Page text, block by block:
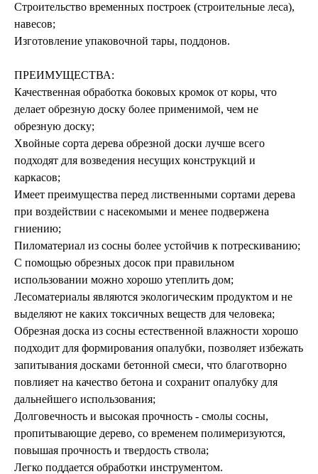
Строительство временных построек (строительные леса),
навесов;
Изготовление упаковочной тары, поддонов.
ПРЕИМУЩЕСТВА:
Качественная обработка боковых кромок от коры, что
делает обрезную доску более применимой, чем не
обрезную доску;
Хвойные сорта дерева обрезной доски лучше всего
подходят для возведения несущих конструкций и
каркасов;
Имеет преимущества перед лиственными сортами дерева
при воздействии с насекомыми и менее подвержена
гниению;
Пиломатериал из сосны более устойчив к потрескиванию;
С помощью обрезных досок при правильном
использовании можно хорошо утеплить дом;
Лесоматериалы являются экологическим продуктом и не
выделяют не каких токсичных веществ для человека;
Обрезная доска из сосны естественной влажности хорошо
подходит для формирования опалубки, позволяет избежать
запитывания досками бетонной смеси, что благотворно
повлияет на качество бетона и сохранит опалубку для
дальнейшего использования;
Долговечность и высокая прочность - смолы сосны,
пропитывающие дерево, со временем полимеризуются,
повышая прочность и твердость ствола;
Легко поддается обработки инструментом.